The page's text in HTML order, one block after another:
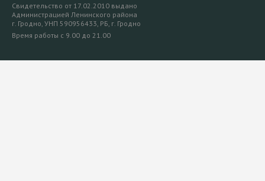
Свидетельство от 17.02.2010 выдано
Администрацией Ленинского района
г. Гродно, УНП 590956433, РБ, г. Гродно
Время работы с 9.00 до 21.00